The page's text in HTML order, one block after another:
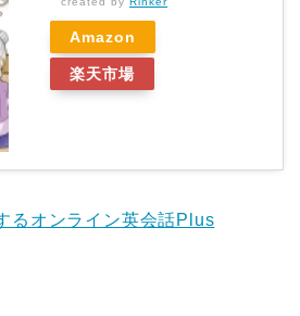
Amazon
楽天市場
るオンライン英会話Plus